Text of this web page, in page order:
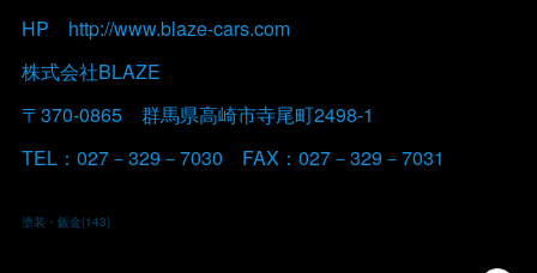
HP http://www.blaze-cars.com
株式会社BLAZE
〒370-0865 群馬県高崎市寺尾町2498-1
TEL：027－329－7030 FAX：027－329－7031
塗装・鈑金(143)